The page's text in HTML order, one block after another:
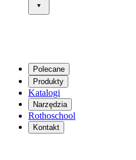
Polecane
Produkty
Katalogi
Narzędzia
Rothoschool
Kontakt